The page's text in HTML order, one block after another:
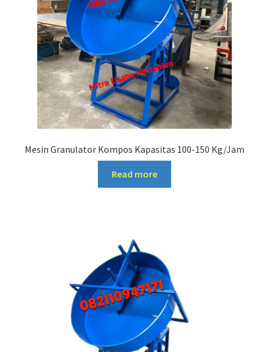
Mesin Granulator Kompos Kapasitas 100-150 Kg/Jam
Read more